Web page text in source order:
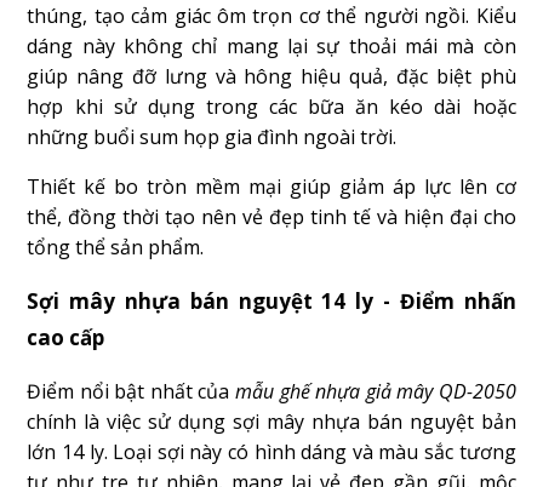
thúng, tạo cảm giác ôm trọn cơ thể người ngồi. Kiểu
dáng này không chỉ mang lại sự thoải mái mà còn
giúp nâng đỡ lưng và hông hiệu quả, đặc biệt phù
hợp khi sử dụng trong các bữa ăn kéo dài hoặc
những buổi sum họp gia đình ngoài trời.
Thiết kế bo tròn mềm mại giúp giảm áp lực lên cơ
thể, đồng thời tạo nên vẻ đẹp tinh tế và hiện đại cho
tổng thể sản phẩm.
Sợi mây nhựa bán nguyệt 14 ly - Điểm nhấn
cao cấp
Điểm nổi bật nhất của mẫu ghế nhựa giả mây QD-2050
chính là việc sử dụng sợi mây nhựa bán nguyệt bản
lớn 14 ly. Loại sợi này có hình dáng và màu sắc tương